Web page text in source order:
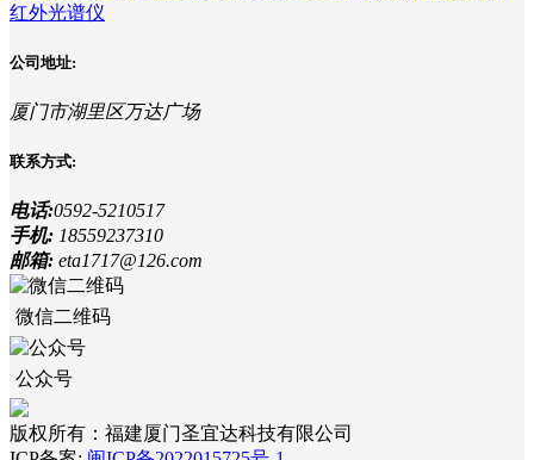
红外光谱仪
公司地址:
厦门市湖里区万达广场
联系方式:
电话:0592-5210517
手机: 18559237310
邮箱: eta1717@126.com
微信二维码
公众号
版权所有：福建厦门圣宜达科技有限公司